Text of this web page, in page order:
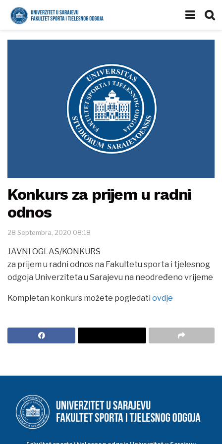
Konkurs za prijem u radni
odnos
28 Septembra, 2020 08:18
JAVNI OGLAS/KONKURS
za prijem u radni odnos na Fakultetu sporta i tjelesnog
odgoja Univerziteta u Sarajevu na neodređeno vrijeme
Kompletan konkurs možete pogledati ovdje